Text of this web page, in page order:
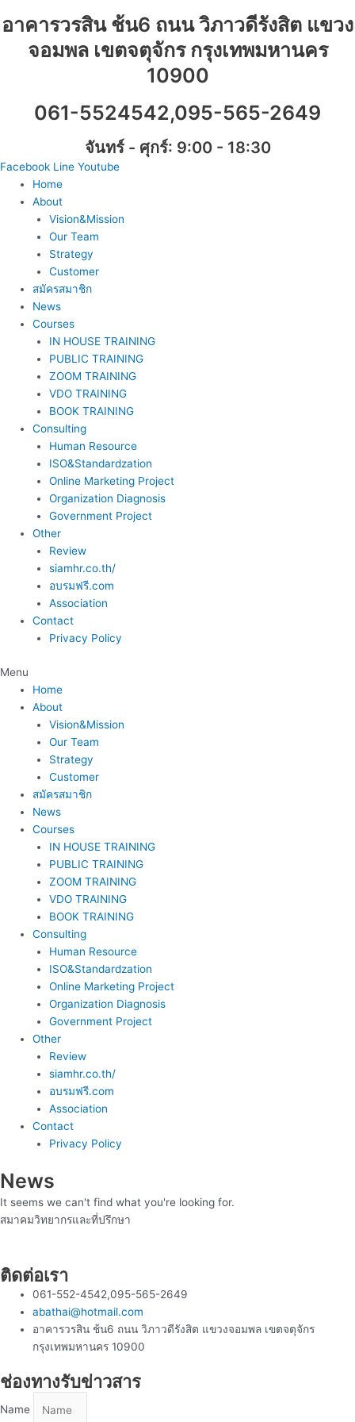
to
content
อาคารวรสิน ช้น6 ถนน วิภาวดีรังสิต แขวง
จอมพล เขตจตุจักร กรุงเทพมหานคร
10900
061-5524542,095-565-2649
จันทร์ - ศุกร์: 9:00 - 18:30
Facebook Line Youtube
Home
About
Vision&Mission
Our Team
Strategy
Customer
สมัครสมาชิก
News
Courses
IN HOUSE TRAINING
PUBLIC TRAINING
ZOOM TRAINING
VDO TRAINING
BOOK TRAINING
Consulting
Human Resource
ISO&Standardzation
Online Marketing Project
Organization Diagnosis
Government Project
Other
Review
siamhr.co.th/
อบรมฟรี.com
Association
Contact
Privacy Policy
Menu
Home
About
Vision&Mission
Our Team
Strategy
Customer
สมัครสมาชิก
News
Courses
IN HOUSE TRAINING
PUBLIC TRAINING
ZOOM TRAINING
VDO TRAINING
BOOK TRAINING
Consulting
Human Resource
ISO&Standardzation
Online Marketing Project
Organization Diagnosis
Government Project
Other
Review
siamhr.co.th/
อบรมฟรี.com
Association
Contact
Privacy Policy
News
It seems we can't find what you're looking for.
สมาคมวิทยากรและที่ปรึกษา
ติดต่อเรา
061-552-4542,095-565-2649
abathai@hotmail.com
อาคารวรสิน ช้น6 ถนน วิภาวดีรังสิต แขวงจอมพล เขตจตุจักร
กรุงเทพมหานคร 10900
ช่องทางรับข่าวสาร
Name